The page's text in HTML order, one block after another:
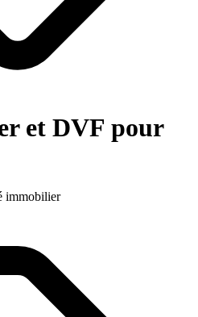
et DVF pour
immobilier